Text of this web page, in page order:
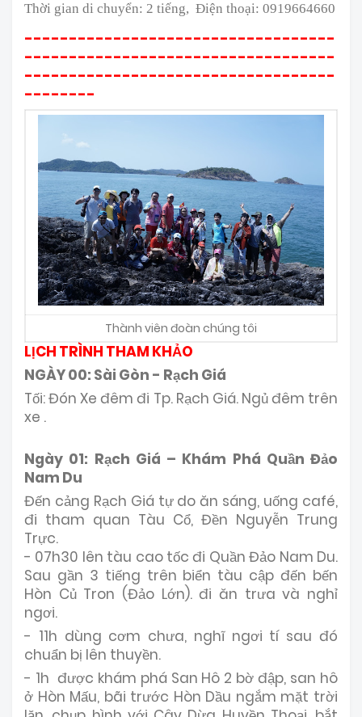
Thời gian di chuyển: 2 tiếng, Điện thoại: 0919664660
-----------------------------------
-----------------------------------
-----------------------------------
--------
Thành viên đoàn chúng tôi
LỊCH TRÌNH THAM KHẢO
NGÀY 00: Sài Gòn - Rạch Giá
Tối: Đón Xe đêm đi Tp. Rạch Giá. Ngủ đêm trên
xe .
Ngày 01: Rạch Giá – Khám Phá Quần Đảo
Nam Du
Đến cảng Rạch Giá tự do ăn sáng, uống café,
đi tham quan Tàu Cổ, Đền Nguyễn Trung
Trực.
- 07h30 lên tàu cao tốc đi Quần Đảo Nam Du.
Sau gần 3 tiếng trên biển tàu cập đến bến
Hòn Củ Tron (Đảo Lớn). đi ăn trưa và nghỉ
ngơi.
- 11h dùng cơm chưa, nghĩ ngơi tí sau đó
chuẩn bị lên thuyền.
- 1h được khám phá San Hô 2 bờ đập, san hô
ở Hòn Mấu, bãi trước Hòn Dầu ngắm mặt trời